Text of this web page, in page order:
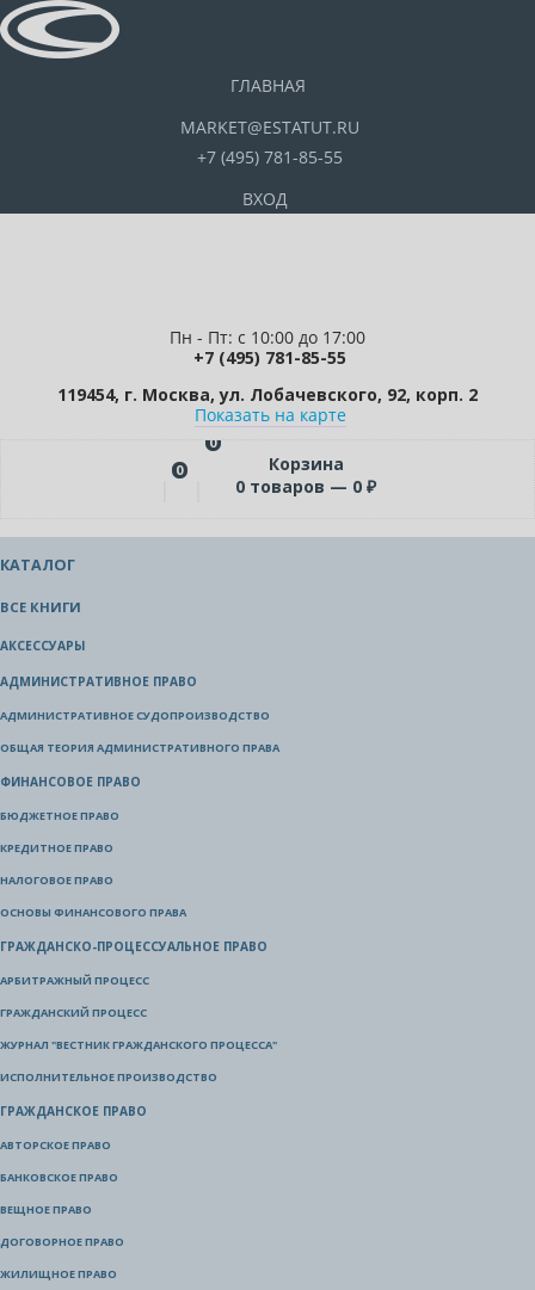
ГЛАВНАЯ
MARKET@ESTATUT.RU
+7 (495) 781-85-55
ВХОД
Пн - Пт: с 10:00 до 17:00
+7 (495) 781-85-55
119454, г. Москва, ул. Лобачевского, 92, корп. 2
Показать на карте
0
0
Корзина
0 товаров — 0 ₽
КАТАЛОГ
ВСЕ КНИГИ
АКСЕССУАРЫ
АДМИНИСТРАТИВНОЕ ПРАВО
АДМИНИСТРАТИВНОЕ СУДОПРОИЗВОДСТВО
ОБЩАЯ ТЕОРИЯ АДМИНИСТРАТИВНОГО ПРАВА
ФИНАНСОВОЕ ПРАВО
БЮДЖЕТНОЕ ПРАВО
КРЕДИТНОЕ ПРАВО
НАЛОГОВОЕ ПРАВО
ОСНОВЫ ФИНАНСОВОГО ПРАВА
ГРАЖДАНСКО-ПРОЦЕССУАЛЬНОЕ ПРАВО
АРБИТРАЖНЫЙ ПРОЦЕСС
ГРАЖДАНСКИЙ ПРОЦЕСС
ЖУРНАЛ "ВЕСТНИК ГРАЖДАНСКОГО ПРОЦЕССА"
ИСПОЛНИТЕЛЬНОЕ ПРОИЗВОДСТВО
ГРАЖДАНСКОЕ ПРАВО
АВТОРСКОЕ ПРАВО
БАНКОВСКОЕ ПРАВО
ВЕЩНОЕ ПРАВО
ДОГОВОРНОЕ ПРАВО
ЖИЛИЩНОЕ ПРАВО